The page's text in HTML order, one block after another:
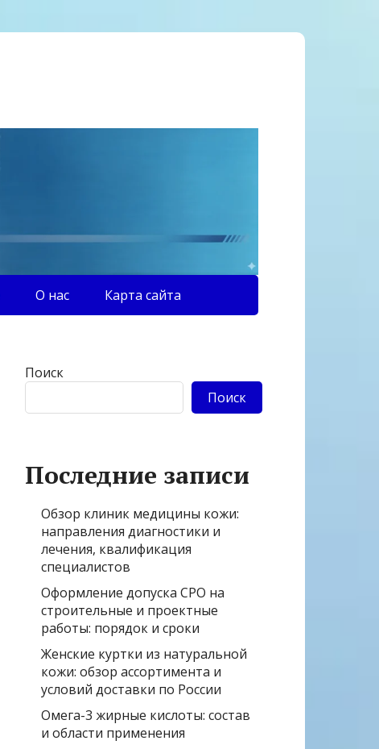
О нас Карта сайта
Поиск
Поиск
Последние записи
Обзор клиник медицины кожи:
направления диагностики и
лечения, квалификация
специалистов
Оформление допуска СРО на
строительные и проектные
работы: порядок и сроки
Женские куртки из натуральной
кожи: обзор ассортимента и
условий доставки по России
Омега-3 жирные кислоты: состав
и области применения